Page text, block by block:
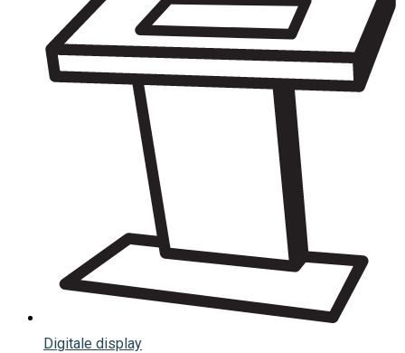
Digitale display